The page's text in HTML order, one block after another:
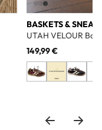
BASKETS &
UTAH VELOUR
149,99 €